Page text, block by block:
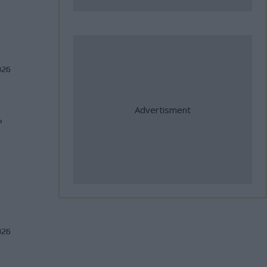
συμμετοχές